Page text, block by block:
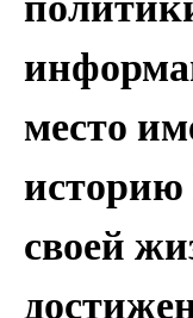
место
историю
своей